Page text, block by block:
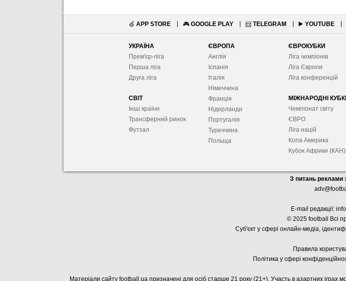
🍏 APP STORE 🎮 GOOGLE PLAY 📨 TELEGRAM ▶️ YOUTUBE
УКРАЇНА
Прем'єр-ліга
Перша ліга
Друга ліга
СВІТ
Інші країни
Трансферний ринок
Футзал
ЄВРОПА
Англія
Іспанія
Італія
Німеччина
Франція
Нідерланди
Португалія
Туреччина
Польща
ЄВРОКУБКИ
Ліга чемпіонів
Ліга Європи
Ліга конференцій
МІЖНАРОДНІ
Чемпіонат світу
ЄВРО
Ліга націй
Копа Америка
Кубок Африки (КАН)
З питань реклами
E-mail редакції:
© 2025 football Всі
Суб'єкт у сфері онлайн-медіа, і
Правила
Політика у сфері
Матеріали сайту football.ua призначені для осіб старше 21 року (21+). Участь в азартних іграх